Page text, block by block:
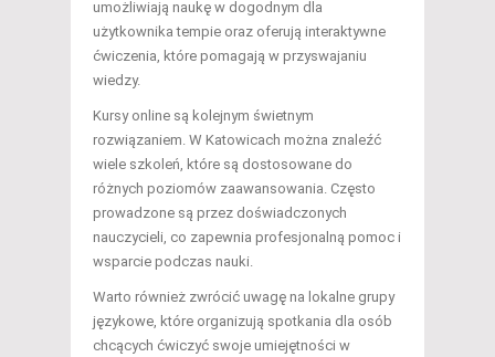
umożliwiają naukę w dogodnym dla
użytkownika tempie oraz oferują interaktywne
ćwiczenia, które pomagają w przyswajaniu
wiedzy.
Kursy online są kolejnym świetnym
rozwiązaniem. W Katowicach można znaleźć
wiele szkoleń, które są dostosowane do
różnych poziomów zaawansowania. Często
prowadzone są przez doświadczonych
nauczycieli, co zapewnia profesjonalną pomoc i
wsparcie podczas nauki.
Warto również zwrócić uwagę na lokalne grupy
językowe, które organizują spotkania dla osób
chcących ćwiczyć swoje umiejętności w